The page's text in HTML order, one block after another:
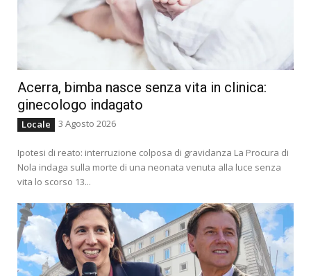
Acerra, bimba nasce senza vita in clinica:
ginecologo indagato
Locale 3 Agosto 2026
Ipotesi di reato: interruzione colposa di gravidanza La Procura di
Nola indaga sulla morte di una neonata venuta alla luce senza
vita lo scorso 13...